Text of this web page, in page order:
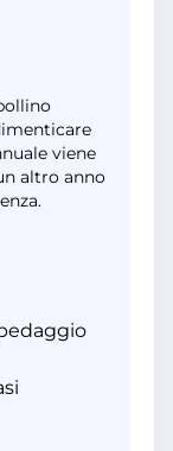
viene
altro anno